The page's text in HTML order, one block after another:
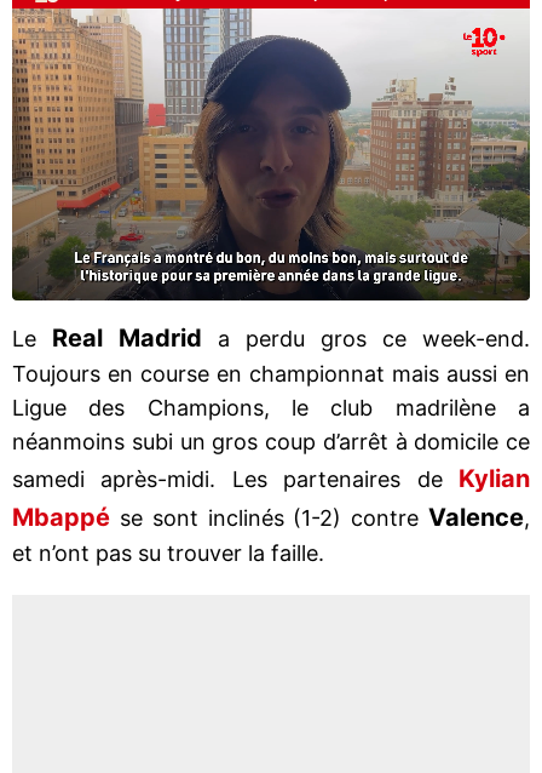
Le Real Madrid a perdu gros ce week-end.
Toujours en course en championnat mais aussi en
Ligue des Champions, le club madrilène a
néanmoins subi un gros coup d’arrêt à domicile ce
samedi après-midi. Les partenaires de Kylian
Mbappé se sont inclinés (1-2) contre Valence,
et n’ont pas su trouver la faille.